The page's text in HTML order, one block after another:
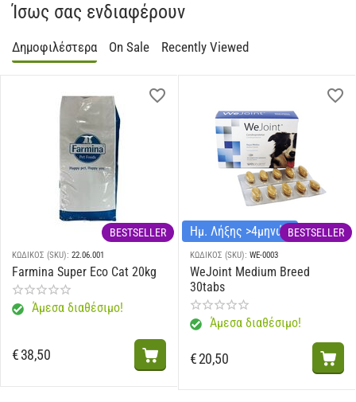
Ίσως σας ενδιαφέρουν
Δημοφιλέστερα On Sale Recently Viewed
BESTSELLER
ΚΩΔΙΚΟΣ (SKU): 22.06.001
Farmina Super Eco Cat 20kg
Άμεσα διαθέσιμο!
€38,50
Ημ. Λήξης >4μηνώνBESTSELLER
ΚΩΔΙΚΟΣ (SKU): WE-0003
WeJoint Medium Breed
30tabs
Άμεσα διαθέσιμο!
€20,50